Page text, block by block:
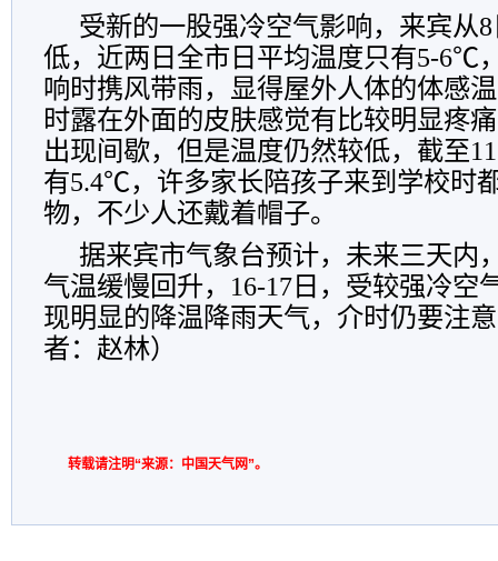
受新的一股强冷空气影响，来宾从
低，近两日全市日平均温度只有5-6℃
响时携风带雨，显得屋外人体的体感
时露在外面的皮肤感觉有比较明显疼
出现间歇，但是温度仍然较低，截至
有5.4℃，许多家长陪孩子来到学校时
物，不少人还戴着帽子。
据来宾市气象台预计，未来三天内
气温缓慢回升，16-17日，受较强冷空
现明显的降温降雨天气，介时仍要注
者：赵林）
转载请注明“来源：中国天气网”。